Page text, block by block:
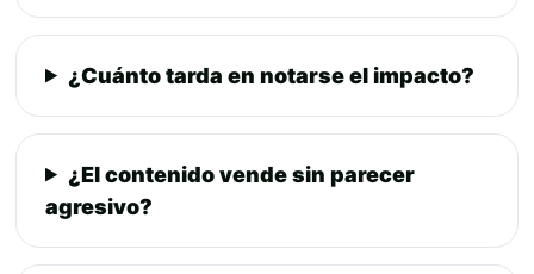
¿Cuánto tarda en notarse el impacto?
¿El contenido vende sin parecer
agresivo?